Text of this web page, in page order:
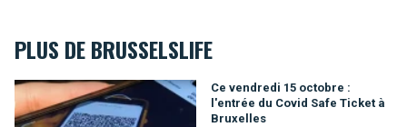
PLUS DE BRUSSELSLIFE
Ce vendredi 15 octobre :
l'entrée du Covid Safe Ticket à
Bruxelles
Ce vendredi 15 octobre : l'entrée du Covid Safe Ticket à